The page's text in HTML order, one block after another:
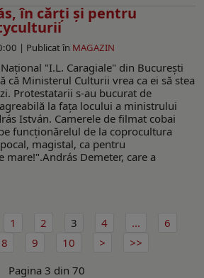
în cărți și pentru
| Publicat în MAGAZIN
"I.L. Caragiale" din București
că Ministerul Culturii vrea ca ei să stea
Protestatarii s-au bucurat de
la fața locului a ministrului
István. Camerele de filmat cobai
funcționărelul de la coprocultura
magistal, ca pentru
mare!".András Demeter, care a
1 2 3 4 ...
6
8 9
10
Pagina 3 din 70